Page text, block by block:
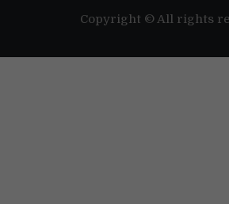
Copyright © All rights